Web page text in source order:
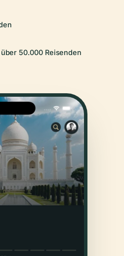
50.000 Reisenden